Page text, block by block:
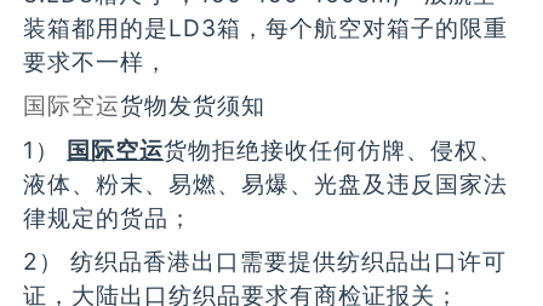
装箱都用的是LD3箱，每个航空对箱子的限重
要求不一样，
国际空运货物发货须知
1） 国际空运货物拒绝接收任何仿牌、侵权、
液体、粉末、易燃、易爆、光盘及违反国家法
律规定的货品；
2） 纺织品香港出口需要提供纺织品出口许可
证，大陆出口纺织品要求有商检证报关；